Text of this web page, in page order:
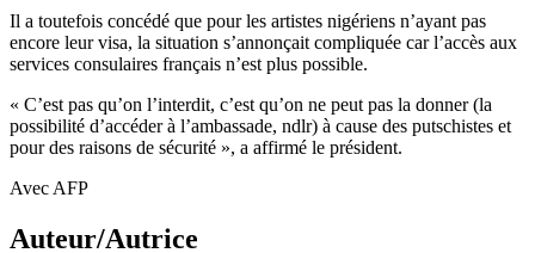
Il a toutefois concédé que pour les artistes nigériens n’ayant pas
encore leur visa, la situation s’annonçait compliquée car l’accès aux
services consulaires français n’est plus possible.
« C’est pas qu’on l’interdit, c’est qu’on ne peut pas la donner (la
possibilité d’accéder à l’ambassade, ndlr) à cause des putschistes et
pour des raisons de sécurité », a affirmé le président.
Avec AFP
Auteur/Autrice